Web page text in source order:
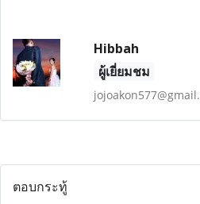
Hibbah
ผู้เยี่ยมชม
ตอบกระทู้